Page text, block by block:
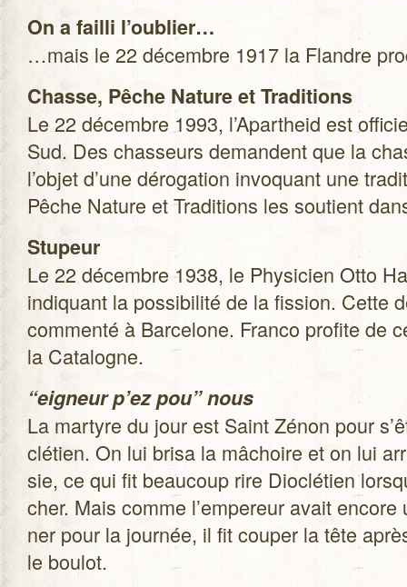
On a failli l’oublier…
…mais le 22 décembre 1917 la Flandre
Chasse, Pêche Nature et Tra­di­tions
Le 22 décembre 1993, l’Apartheid est
Sud. Des chas­seurs demandent que la
l’objet d’une déro­ga­tion invo­quant une
Pêche Nature et Tra­di­tions les sou­tient
Stu­peur
Le 22 décembre 1938, le Phy­si­cien Otto
indi­quant la pos­si­bi­lité de la fis­sion. Cette
com­menté à Bar­ce­lone. Franco pro­fite de
la Catalogne.
“eigneur p’ez pou” nous
La mar­tyre du jour est Saint Zénon pour
clé­tien. On lui brisa la mâchoire et on lui
sie, ce qui fit beau­coup rire Dio­clé­tien
cher. Mais comme l’empereur avait
ner pour la jour­née, il fit cou­per la tête
le boulot.